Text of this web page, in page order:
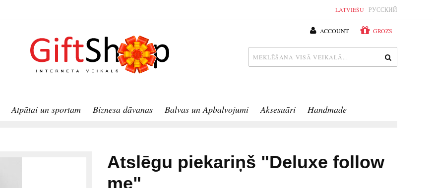
LATVIEŠU РУССКИЙ
ACCOUNT GROZS
Atpūtai un sportam Biznesa dāvanas Balvas un Apbalvojumi Aksesuāri Handmade
Atslēgu piekariņš "Deluxe follow
me"